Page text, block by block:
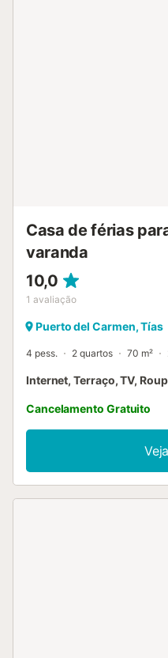
Casa de férias
varanda
10,0
1 avaliação
Puerto del Carmen, Tías
4 pess. 2 quartos 70 m²
Internet, Terraço, TV,
Cancelamento Gratuito